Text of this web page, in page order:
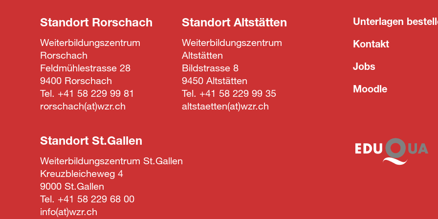
Standort Rorschach
Weiterbildungszentrum
Rorschach
Feldmühlestrasse 28
9400 Rorschach
Tel. +41 58 229 99 81
rorschach
wzr.ch
Standort Altstätten
Weiterbildungszentrum
Altstätten
Bildstrasse 8
9450 Altstätten
Tel. +41 58 229 99 35
altstaetten
wzr.ch
Standort St.Gallen
Weiterbildungszentrum St.Gallen
Kreuzbleicheweg 4
9000 St.Gallen
Tel. +41 58 229 68 00
info
wzr.ch
Unterlagen
Kontakt
Jobs
Moodle